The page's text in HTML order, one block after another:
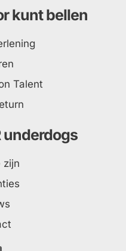
kunt bellen
Talent
underdogs
zijn